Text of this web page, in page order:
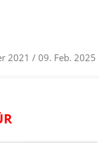
2021 / 09. Feb. 2025